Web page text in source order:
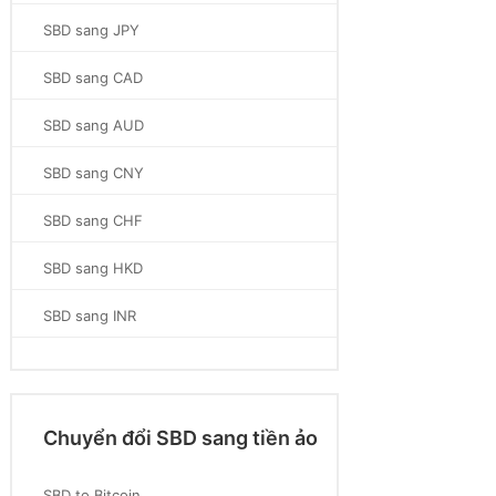
SBD sang JPY
SBD sang CAD
SBD sang AUD
SBD sang CNY
SBD sang CHF
SBD sang HKD
SBD sang INR
Chuyển đổi SBD sang tiền ảo